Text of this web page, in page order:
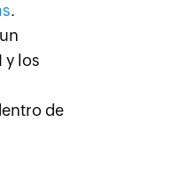
.
y los
de